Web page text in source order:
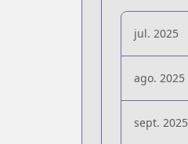
jul. 2025
ago. 2025
sept. 2025